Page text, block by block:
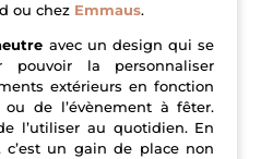
ou chez Emmaus.
avec un design qui se
la personnaliser
extérieurs en fonction
de l’évènement à fêter.
l’utiliser au quotidien. En
c’est un gain de place non